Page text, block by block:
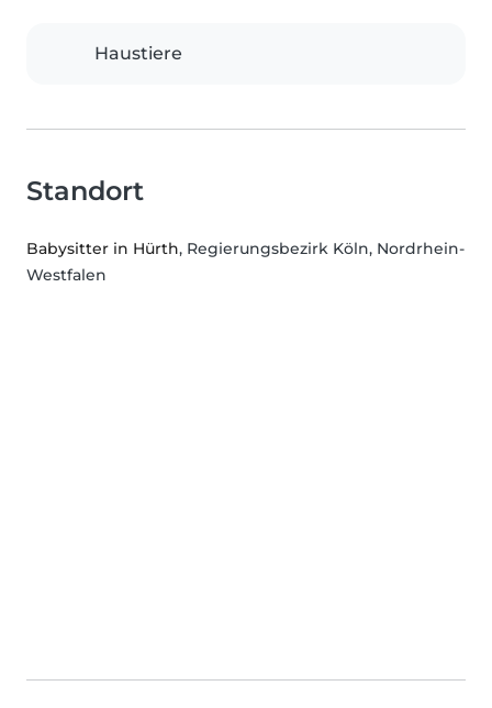
Haustiere
Standort
Babysitter in Hürth, Regierungsbezirk Köln, Nordrhein-
Westfalen